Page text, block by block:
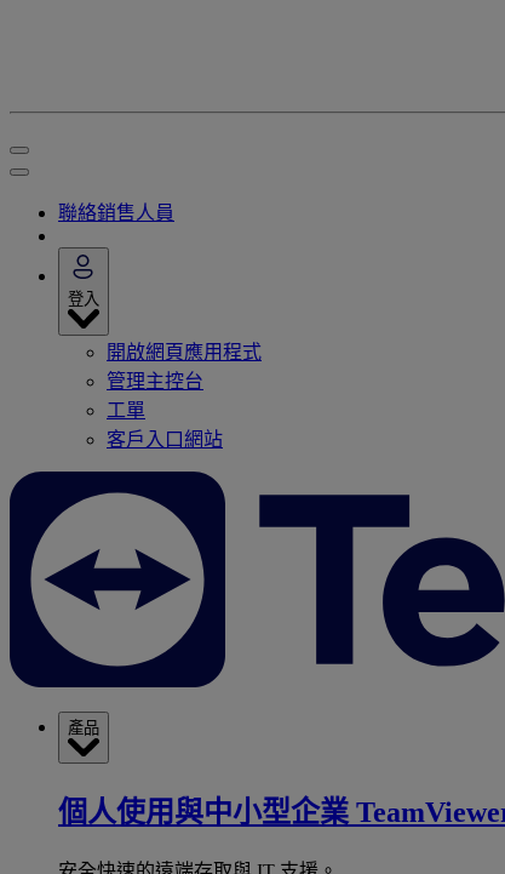
聯絡銷售人員
登入
開啟網頁應用程式
管理主控台
工單
客戶入口網站
產品
個人使用與中小型企業